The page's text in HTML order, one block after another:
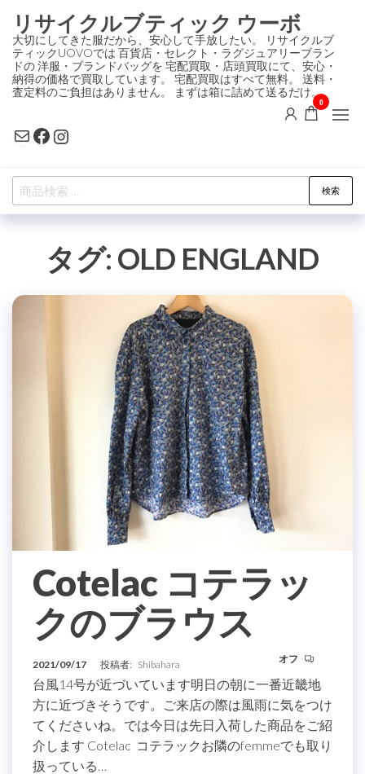
ン
テ
ン
ツ
プ
リサイクルブティック ウーボ
大切にしてきた服だから、安心して手放したい。 リサイクルブ
ティックUOVOでは 百貨店・セレクト・ラグジュアリーブラン
ドの 洋服・ブランドバッグを 宅配買取・店頭買取にて、安心・
納得の価格で買取しています。 宅配買取はすべて無料。 送料・
査定料のご負担はありません。 まずは箱に詰めて送るだけ。
MailFacebook
Instagram
0
検
索
検索
タグ: OLD ENGLAND
Cotelac コテラッ
クのブラウス
2021/09/17 投稿者: Shibahara オフ
台風14号が近づいています明日の朝に一番近畿地
方に近づきそうです。ご来店の際は風雨に気をつけ
てくださいね。では今日は先日入荷した商品をご紹
介します Cotelac コテラックお隣のfemmeでも取り
扱っている…